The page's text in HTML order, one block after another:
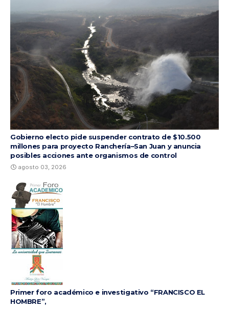
Gobierno electo pide suspender contrato de $10.500
millones para proyecto Ranchería–San Juan y anuncia
posibles acciones ante organismos de control
agosto 03, 2026
Primer foro académico e investigativo “FRANCISCO EL
HOMBRE”,